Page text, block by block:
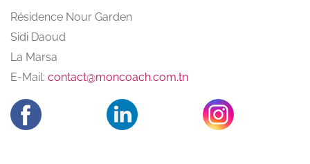
Résidence Nour Garden
Sidi Daoud
La Marsa
E-Mail: contact@moncoach.com.tn